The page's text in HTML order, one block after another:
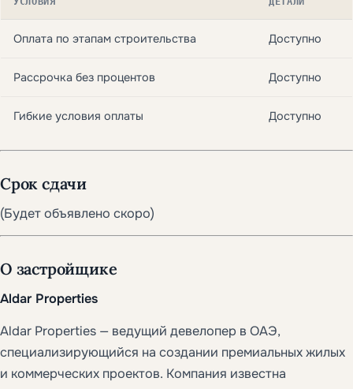
Оплата по этапам строительства Доступно
Рассрочка без процентов Доступно
Гибкие условия оплаты Доступно
Срок сдачи
(Будет объявлено скоро)
О застройщике
Aldar Properties
Aldar Properties — ведущий девелопер в ОАЭ,
специализирующийся на создании премиальных жилых
и коммерческих проектов. Компания известна